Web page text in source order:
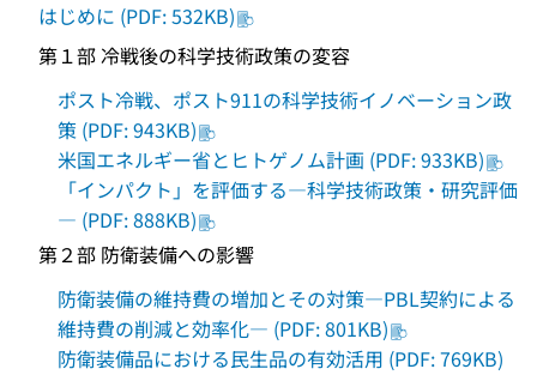
はじめに (PDF: 532KB)
第１部 冷戦後の科学技術政策の変容
ポスト冷戦、ポスト911の科学技術イノベーション政
策 (PDF: 943KB)
米国エネルギー省とヒトゲノム計画 (PDF: 933KB)
「インパクト」を評価する―科学技術政策・研究評価
― (PDF: 888KB)
第２部 防衛装備への影響
防衛装備の維持費の増加とその対策―PBL契約による
維持費の削減と効率化― (PDF: 801KB)
防衛装備品における民生品の有効活用 (PDF: 769KB)